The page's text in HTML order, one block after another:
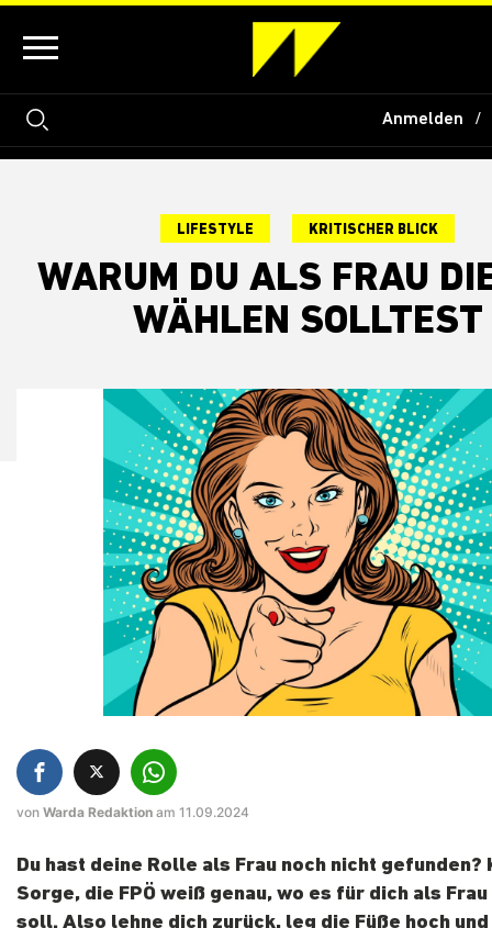
Anmelden
LIFESTYLE KRITISCHER BLICK
WARUM DU ALS FRAU
WÄHLEN SOLLTEST
von Warda Redaktion am 11.09.2024
Du hast deine Rolle als Frau noch nicht gefunden?
Sorge, die FPÖ weiß genau, wo es für dich als
soll. Also lehne dich zurück, leg die Füße hoch